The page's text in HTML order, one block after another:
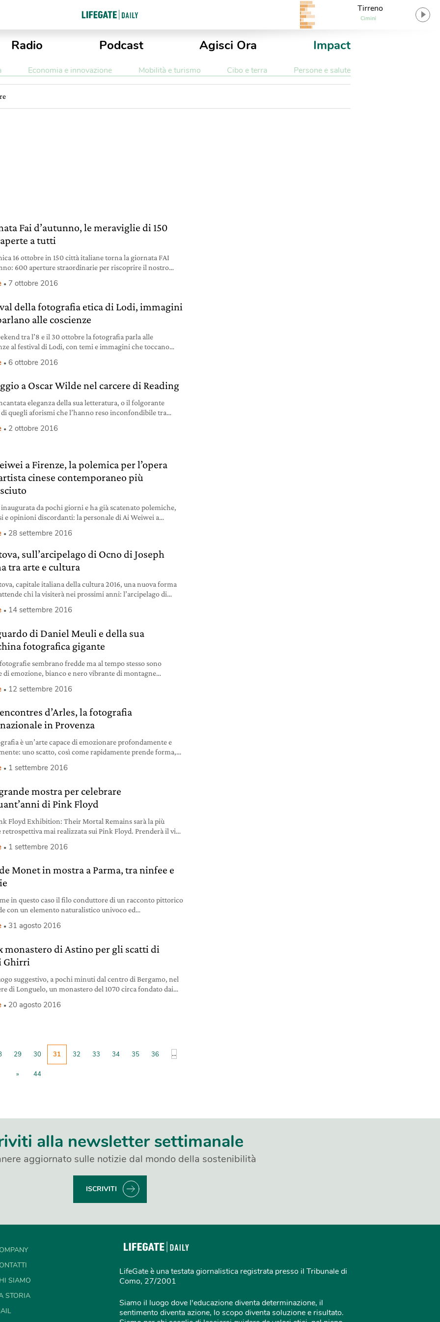
Tirreno
Cimini
Radio Podcast Agisci Ora Impact
Economia e innovazione Mobilità e turismo Cibo e terra Persone e salute
Fai d’autunno, le meraviglie di 150
a tutti
16 ottobre in 150 città italiane torna la giornata FAI
600 aperture straordinarie per riscoprire il nostro
7 ottobre 2016
della fotografia etica di Lodi, immagini
alle coscienze
tra l’8 e il 30 ottobre la fotografia parla alle
al festival di Lodi, con temi e immagini che toccano
6 ottobre 2016
a Oscar Wilde nel carcere di Reading
eleganza della sua letteratura, o il folgorante
di quegli aforismi che l’hanno reso inconfondibile tra
angusta o la plumbea umiliazione del galeotto. E
2 ottobre 2016
a Firenze, la polemica per l’opera
cinese contemporaneo più
inaugurata da pochi giorni e ha già scatenato polemiche,
e opinioni discordanti: la personale di Ai Weiwei a
e quindi di un uomo, cinese, che intende dire
28 settembre 2016
sull’arcipelago di Ocno di Joseph
tra arte e cultura
capitale italiana della cultura 2016, una nuova forma
chi la visiterà nei prossimi anni: l’arcipelago di
richiama le foglie del fior di loto. Gli specchi d’acqua
dell’architetto Joseph Grima. Inaugurata
14 settembre 2016
di Daniel Meuli e della sua
fotografica gigante
fotografie sembrano fredde ma al tempo stesso sono
di emozione, bianco e nero vibrante di montagne
svizzero che vive in Engadina, ritrae le sue Alpi.
sembrano immutabili, ma che cambiano
Le foto
12 settembre 2016
d’Arles, la fotografia
in Provenza
è un’arte capace di emozionare profondamente e
uno scatto, così come rapidamente prende forma,
sono esposte in uno scenario che, già da solo,
Succede semplicemente ma meravigliosamente ad
1 settembre 2016
mostra per celebrare
di Pink Floyd
Floyd Exhibition: Their Mortal Remains sarà la più
retrospettiva mai realizzata sui Pink Floyd. Prenderà il via
di Londra fino al primo ottobre del prossimo
della pubblicazione del
1 settembre 2016
Monet in mostra a Parma, tra ninfee e
in questo caso il filo conduttore di un racconto pittorico
con un elemento naturalistico univoco ed
luminose. Che sia quella del mare su cui
normanni) di Giverny su cui galleggiano le
31 agosto 2016
monastero di Astino per gli scatti di
Ghirri
suggestivo, a pochi minuti dal centro di Bergamo, nel
di Longuelo, un monastero del 1070 circa fondato dai
grazie a un restauro datato 2015 e oggi è anche sede di
20 agosto 2016
29 30 31 32 33 34 35 36 ...
» 44
alla newsletter settimanale
aggiornato sulle notizie dal mondo della sostenibilità
ISCRIVITI
SIAMO
STORIA
LifeGate è una testata giornalistica registrata presso il Tribunale di
Como, 27/2001
Siamo il luogo dove l'educazione diventa determinazione, il
sentimento diventa azione, lo scopo diventa soluzione e risultato.